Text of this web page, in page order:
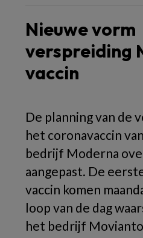
Nieuwe vorm
verspreiding
vaccin
De planning van de
het coronavaccin
bedrijf Moderna
aangepast. De
vaccin komen
loop van de dag
het bedrijf Movianto